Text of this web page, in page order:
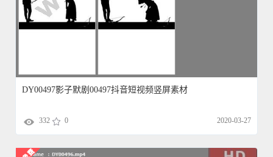
DY00497影子默剧00497抖音短视频竖屏素材
332 0 2020-03-27